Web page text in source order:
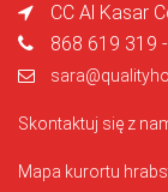
CC Al Kasar
868 619 319
Skontaktuj się z
Mapa kurortu